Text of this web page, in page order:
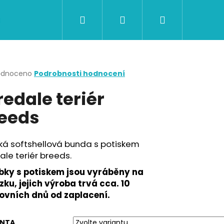
CERTIFIKÁTY A POUKAZY BAZAR
Přihlášení
Podrobnosti hodnocení
teriér
softshellová bunda s potiskem
teriér breeds.
s potiskem jsou vyráběny na
jejich výroba trvá cca. 10
dnů od zaplacení.